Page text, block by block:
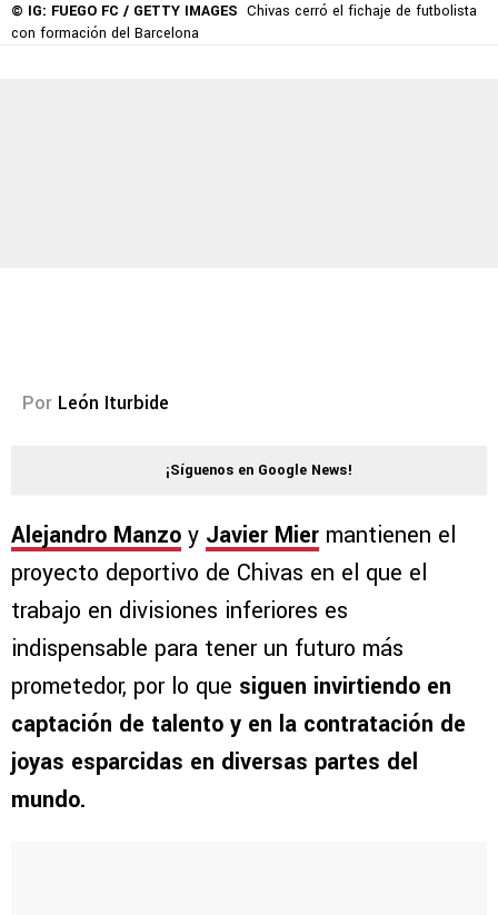
© IG: FUEGO FC / GETTY IMAGES Chivas cerró el fichaje de futbolista
con formación del Barcelona
Por León Iturbide
¡Síguenos en Google News!
Alejandro Manzo y Javier Mier mantienen el
proyecto deportivo de Chivas en el que el
trabajo en divisiones inferiores es
indispensable para tener un futuro más
prometedor, por lo que siguen invirtiendo en
captación de talento y en la contratación de
joyas esparcidas en diversas partes del
mundo.